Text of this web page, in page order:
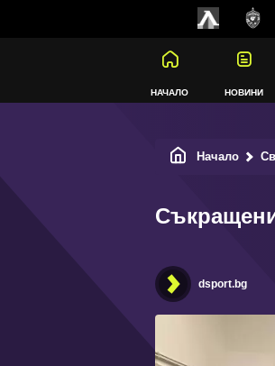
НАЧАЛО НОВИНИ
Начало
dsport.bg